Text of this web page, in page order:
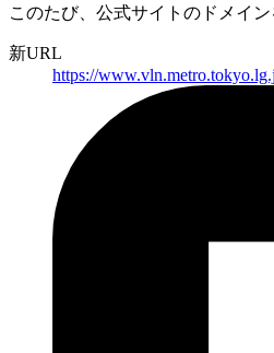
このたび、公式サイトのドメイン
新URL
https://